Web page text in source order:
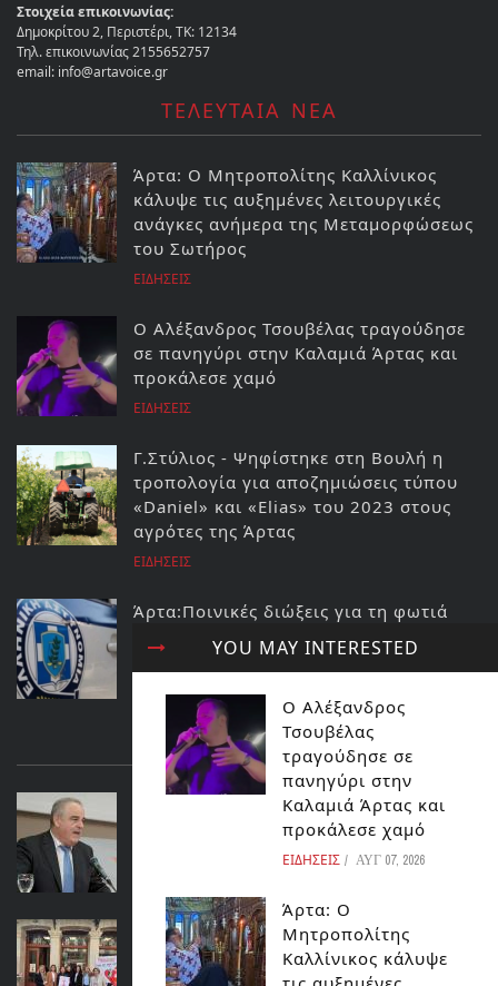
YOU MAY INTERESTED
Ο Αλέξανδρος
Τσουβέλας
τραγούδησε σε
πανηγύρι στην
Καλαμιά Άρτας και
προκάλεσε χαμό
ΕΙΔΗΣΕΙΣ ΑΥΓ 07, 2026
Άρτα: Ο
Μητροπολίτης
Καλλίνικος κάλυψε
Στοιχεία επικοινωνίας:
Δημοκρίτου 2, Περιστέρι, ΤΚ: 12134
Τηλ. επικοινωνίας 2155652757
email: info@artavoice.gr
ΤΕΛΕΥΤΑΙΑ ΝΕΑ
Άρτα: Ο Μητροπολίτης Καλλίνικος
κάλυψε τις αυξημένες λειτουργικές
ανάγκες ανήμερα της Μεταμορφώσεως
του Σωτήρος
ΕΙΔΗΣΕΙΣ
Ο Αλέξανδρος Τσουβέλας τραγούδησε
σε πανηγύρι στην Καλαμιά Άρτας και
προκάλεσε χαμό
ΕΙΔΗΣΕΙΣ
Γ.Στύλιος - Ψηφίστηκε στη Βουλή η
τροπολογία για αποζημιώσεις τύπου
«Daniel» και «Elias» του 2023 στους
αγρότες της Άρτας
ΕΙΔΗΣΕΙΣ
Άρτα:Ποινικές διώξεις για τη φωτιά
διευθυντής και ο τεχνικός ασφαλείας
ΔΙΑΒΑΣΤΕ ΕΠΙΣΗΣ...
ΑΡΤΑ: ΧΑΜΟΣ ΣΤΟΝ ΔΗΜΟ ΣΚΟΥΦΑ
Προσφορά ζωής και δράσεις για την
Παγκόσμια Ημέρα της Γυναίκας